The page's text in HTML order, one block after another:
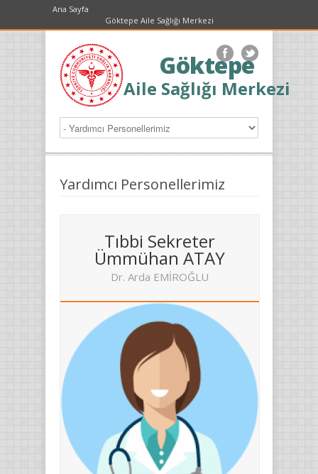
Ana Sayfa
Göktepe Aile Sağlığı Merkezi
Göktepe
Aile Sağlığı Merkezi
Yardımcı Personellerimiz
Tıbbi Sekreter
Ümmühan ATAY
Dr. Arda EMİROĞLU